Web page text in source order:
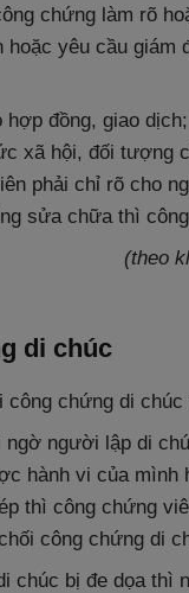
chứng làm rõ
hoặc yêu cầu
đồng, giao
xã hội, đối tượng
phải chỉ rõ cho
sửa chữa thì
(theo
di chúc
chứng di
người lập di
hành vi của
thì công chứng
công chứng di
chúc bị đe dọa thì